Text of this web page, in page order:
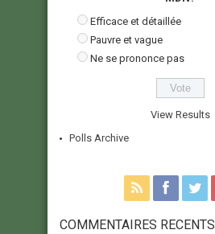
Efficace et détaillée
Pauvre et vague
Ne se prononce pas
View Results
Polls Archive
COMMENTAIRES RECENTS